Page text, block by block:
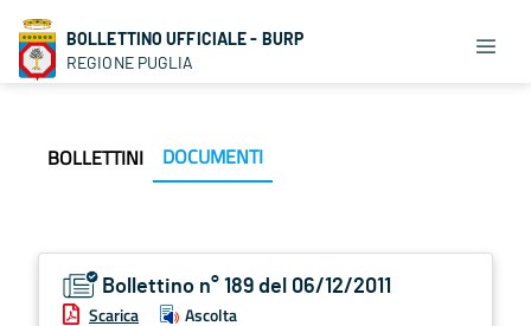
BOLLETTINO UFFICIALE - BURP
REGIONE PUGLIA
BOLLETTINI DOCUMENTI
Bollettino n° 189 del 06/12/2011
Scarica Ascolta